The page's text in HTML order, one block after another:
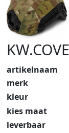
artikelnaam
merk
kleur
kies maat
leverbaar